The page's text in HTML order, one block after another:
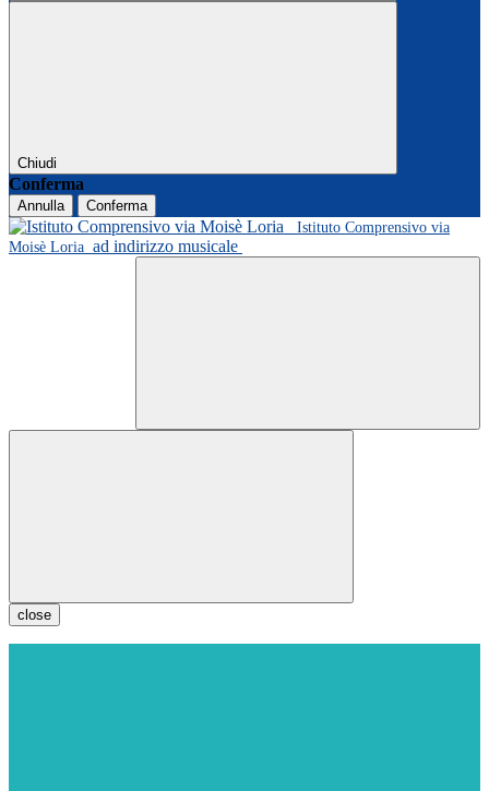
Chiudi
Conferma
Annulla
Conferma
Istituto Comprensivo via
Moisè Loria ad indirizzo musicale
close